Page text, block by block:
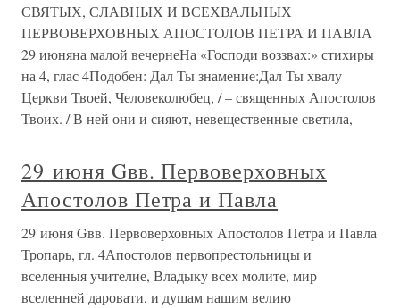
СВЯТЫХ, СЛАВНЫХ И ВСЕХВАЛЬНЫХ
ПЕРВОВЕРХОВНЫХ АПОСТОЛОВ ПЕТРА И ПАВЛА
29 июняна малой вечернеНа «Господи воззвах:» стихиры
на 4, глас 4Подобен: Дал Ты знамение:Дал Ты хвалу
Церкви Твоей, Человеколюбец, / – священных Апостолов
Твоих. / В ней они и сияют, невещественные светила,
29 июня Gвв. Первоверховных
Апостолов Петра и Павла
29 июня Gвв. Первоверховных Апостолов Петра и Павла
Тропарь, гл. 4Апостолов первопрестольницы и
вселенныя учителие, Владыку всех молите, мир
вселенней даровати, и душам нашим велию